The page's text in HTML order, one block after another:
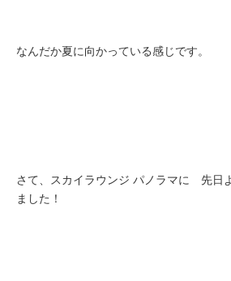
なんだか夏に向かっている感じです。
さて、スカイラウンジ パノラマに 先日
ました！